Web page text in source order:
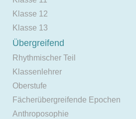
Klasse 12
Klasse 13
Übergreifend
Rhythmischer Teil
Klassenlehrer
Oberstufe
Fächerübergreifende Epochen
Anthroposophie